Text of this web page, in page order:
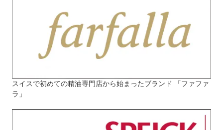
スイスで初めての精油専門店から始まったブランド 「ファファ
ラ」